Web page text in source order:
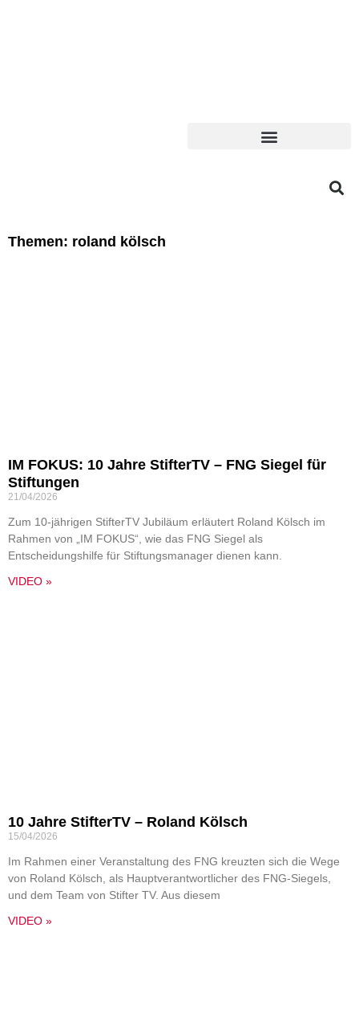
Themen: roland kölsch
IM FOKUS: 10 Jahre StifterTV – FNG Siegel für
Stiftungen
21/04/2026
Zum 10-jährigen StifterTV Jubiläum erläutert Roland Kölsch im
Rahmen von „IM FOKUS“, wie das FNG Siegel als
Entscheidungshilfe für Stiftungsmanager dienen kann.
VIDEO »
10 Jahre StifterTV – Roland Kölsch
15/04/2026
Im Rahmen einer Veranstaltung des FNG kreuzten sich die Wege
von Roland Kölsch, als Hauptverantwortlicher des FNG-Siegels,
und dem Team von Stifter TV. Aus diesem
VIDEO »